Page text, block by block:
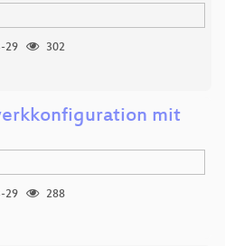
29
302
mit
29
288